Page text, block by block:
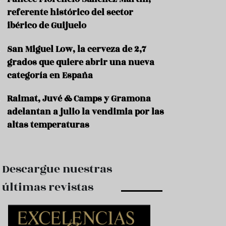
r
a
n
s
F
n
referente histórico del sector
ibérico de Guijuelo
San Miguel Low, la cerveza de 2,7
grados que quiere abrir una nueva
categoría en España
Raimat, Juvé & Camps y Gramona
adelantan a julio la vendimia por las
altas temperaturas
Descargue nuestras
últimas revistas